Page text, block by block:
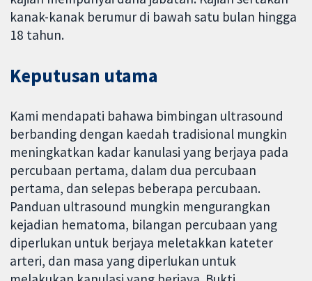
kanak-kanak berumur di bawah satu bulan hingga
18 tahun.
Keputusan utama
Kami mendapati bahawa bimbingan ultrasound
berbanding dengan kaedah tradisional mungkin
meningkatkan kadar kanulasi yang berjaya pada
percubaan pertama, dalam dua percubaan
pertama, dan selepas beberapa percubaan.
Panduan ultrasound mungkin mengurangkan
kejadian hematoma, bilangan percubaan yang
diperlukan untuk berjaya meletakkan kateter
arteri, dan masa yang diperlukan untuk